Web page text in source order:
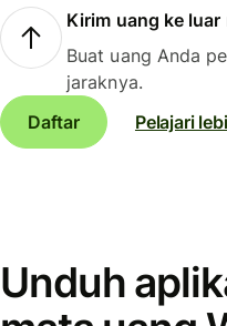
Kirim uang ke
Buat uang Anda
jaraknya.
Daftar
Pelajari
Unduh